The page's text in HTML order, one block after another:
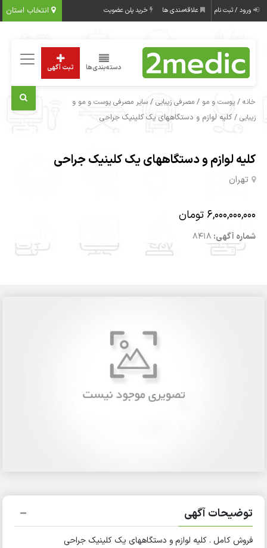
انتخاب استان ورود / ثبت نام علاقه‌مندی ها خرید پلن عضویت
دسته‌بندی‌ها ثبت آگهی
خانه /پوست و مو /مصرفی زیبایی /سایر مصرفی پوست و مو و
زیبایی / کلیه لوازم و دستگاههای یک کلینیک جراحی
کلیه لوازم و دستگاههای یک کلینیک جراحی
تهران
6,000,000,000 تومان
شماره آگهی: 8418
توضیحات آگهی
فروش کامل . کلیه لوازم و دستگاههای یک کلینیک جراحی